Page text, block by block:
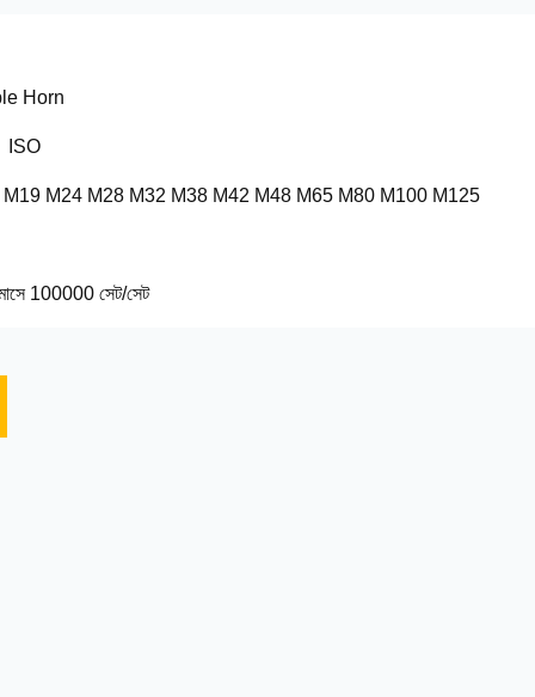
Horn
ISO
M19 M24 M28 M32 M38 M42 M48 M65 M80 M100 M125
100000 সেট/সেট